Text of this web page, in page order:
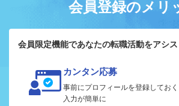
会員登録のメリ
会員限定機能であなたの転職活動をアシス
カンタン応募
事前にプロフィールを登録してお
入力が簡単に